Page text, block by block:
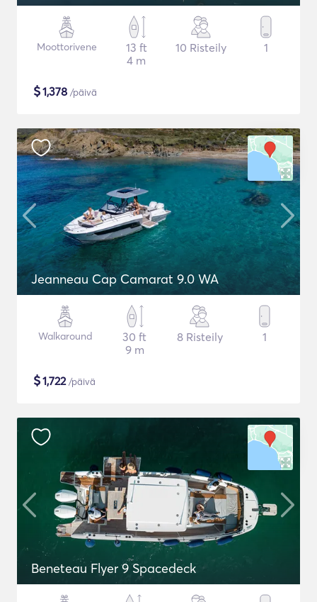
Moottorivene
13 ft
4 m
10 Risteily 1
$1,378 /päivä
Jeanneau Cap Camarat 9.0 WA
Walkaround
30 ft
9 m
8 Risteily 1
$1,722/päivä
Beneteau Flyer 9 Spacedeck